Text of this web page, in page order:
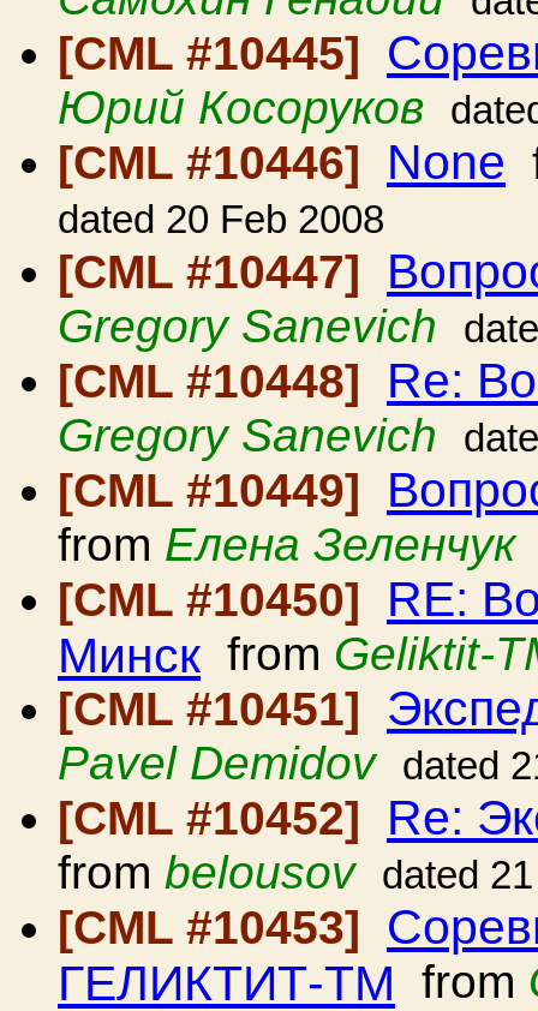
[CML #10445]
Юрий Косоруков
[CML #10446] None
dated 20 Feb 2008
[CML #10447]
Gregory Sanevich
[CML #10448] Re:
Gregory Sanevich
[CML #10449]
from Елена Зеленчук
[CML #10450]
RE:
Минск from Geliktit-
[CML #10451]
Pavel Demidov dated
[CML #10452] Re:
from belousov dated
[CML #10453]
ГЕЛИКТИТ-ТМ from